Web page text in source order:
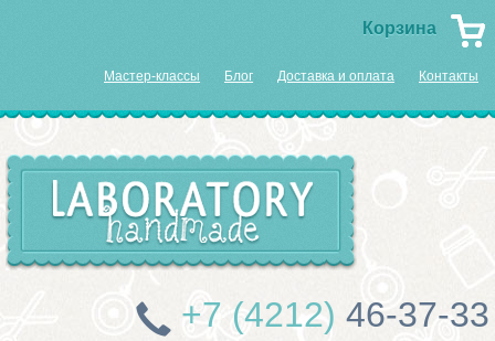
Корзина
Мастер-классы Блог Доставка и оплата Контакты
+7 (4212) 46-37-33